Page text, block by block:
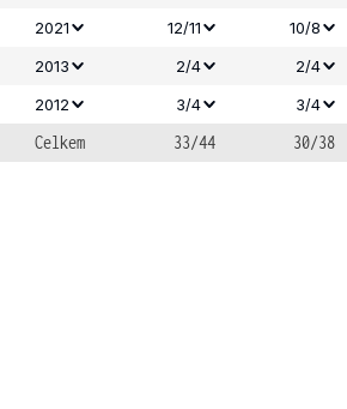
2021
12/11 10/8
2013
2/4 2/4
2012 3/4 3/4
Celkem
33/44 30/38